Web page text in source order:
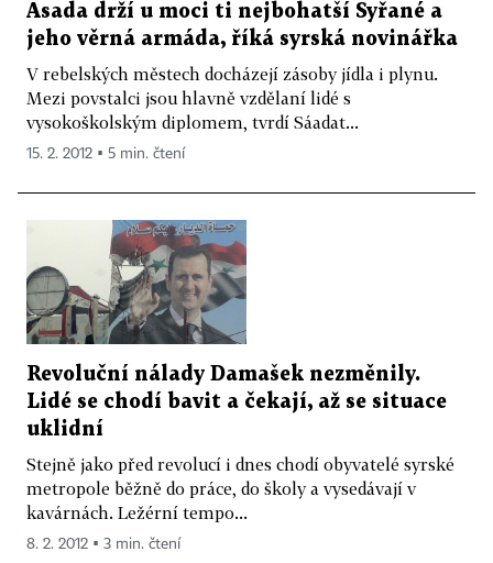
Asada drží u moci ti nejbohatší Syřané a
jeho věrná armáda, říká syrská novinářka
V rebelských městech docházejí zásoby jídla i plynu.
Mezi povstalci jsou hlavně vzdělaní lidé s
vysokoškolským diplomem, tvrdí Sáadat...
15. 2. 2012 ▪ 5 min. čtení
Revoluční nálady Damašek nezměnily.
Lidé se chodí bavit a čekají, až se situace
uklidní
Stejně jako před revolucí i dnes chodí obyvatelé syrské
metropole běžně do práce, do školy a vysedávají v
kavárnách. Ležérní tempo...
8. 2. 2012 ▪ 3 min. čtení